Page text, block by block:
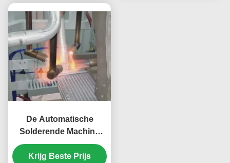
De Automatische
Solderende Machine
van de draaischijfvlam
voor de Productietact
Krijg Beste Prijs